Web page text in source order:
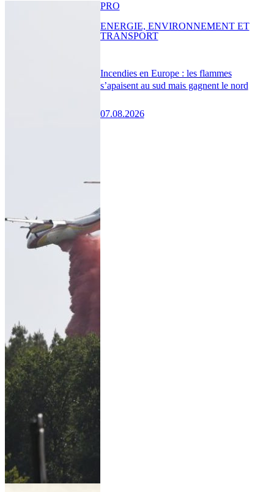
Incendies en Europe : les flammes
s’apaisent au sud mais gagnent le nord
07.08.2026
PRO
ENERGIE, ENVIRONNEMENT ET
TRANSPORT